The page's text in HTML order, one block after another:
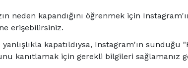
neden kapandığını öğrenmek için
erişebilirsiniz.
yanlışlıkla kapatıldıysa, Instagram'ın
kanıtlamak için gerekli bilgileri sağlamanız